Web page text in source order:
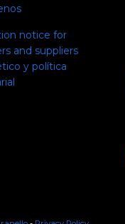
notice for
and suppliers
y política